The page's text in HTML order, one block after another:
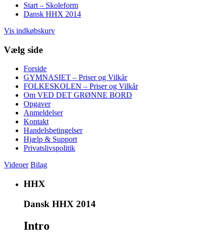
Start – Skoleform
Dansk HHX 2014
Vis indkøbskurv
Vælg side
Forside
GYMNASIET – Priser og Vilkår
FOLKESKOLEN – Priser og Vilkår
Om VED DET GRØNNE BORD
Opgaver
Anmeldelser
Kontakt
Handelsbetingelser
Hjælp & Support
Privatslivspolitik
Videoer Bilag
HHX
Dansk HHX 2014
Intro